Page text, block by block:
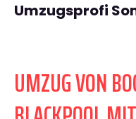
Umzugsprofi
UMZUG VON